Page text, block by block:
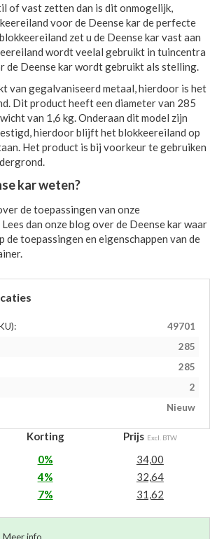
of vast zetten dan is dit onmogelijk,
voor de Deense kar de perfecte
zet u de Deense kar vast aan
wordt veelal gebruikt in tuincentra
de Deense kar wordt gebruikt als stelling.
van gegalvaniseerd metaal, hierdoor is het
Dit product heeft een diameter van 285
van 1,6 kg. Onderaan dit model zijn
hierdoor blijft het blokkeereiland op
Het product is bij voorkeur te gebruiken
kar weten?
de toepassingen van onze
dan onze blog over de Deense kar waar
de toepassingen en eigenschappen van de
49701
285
285
2
Nieuw
Korting Prijs Excl. BTW
0%
34,00
4%
32,64
7% 31,62